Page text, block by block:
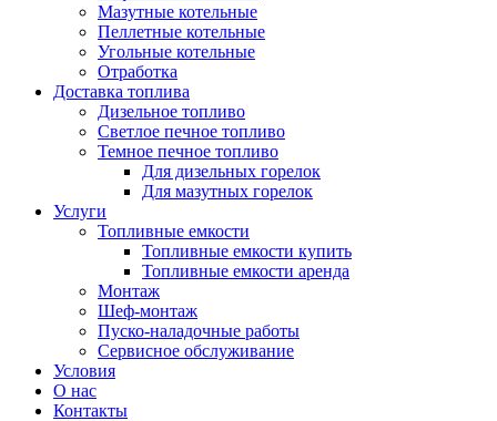
Мазутные котельные
Пеллетные котельные
Угольные котельные
Отработка
Доставка топлива
Дизельное топливо
Светлое печное топливо
Темное печное топливо
Для дизельных горелок
Для мазутных горелок
Услуги
Топливные емкости
Топливные емкости купить
Топливные емкости аренда
Монтаж
Шеф-монтаж
Пуско-наладочные работы
Сервисное обслуживание
Условия
О нас
Контакты